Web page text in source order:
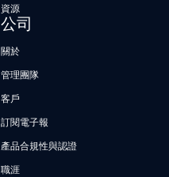
資源
公司
關於
管理團隊
客戶
訂閱電子報
產品合規性與認證
職涯